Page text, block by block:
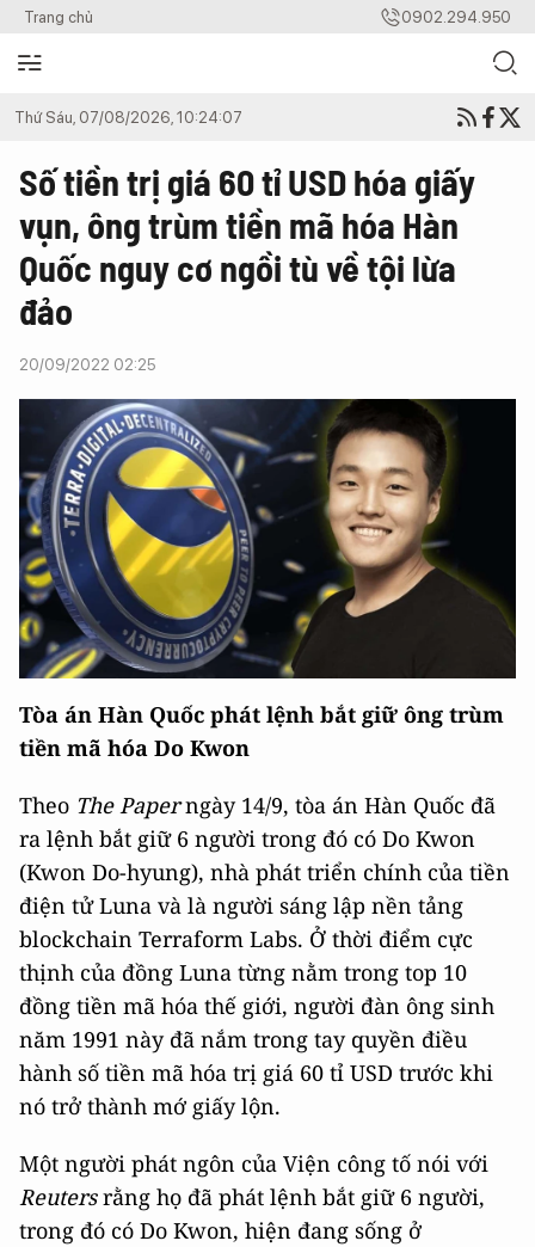
Trang chủ 0902.294.950
Thứ Sáu, 07/08/2026, 10:24:07
Số tiền trị giá 60 tỉ USD hóa giấy
vụn, ông trùm tiền mã hóa Hàn
Quốc nguy cơ ngồi tù về tội lừa
đảo
20/09/2022 02:25
Tòa án Hàn Quốc phát lệnh bắt giữ ông trùm
tiền mã hóa Do Kwon
Theo The Paperngày 14/9, tòa án Hàn Quốc đã
ra lệnh bắt giữ 6 người trong đó có Do Kwon
(Kwon Do-hyung), nhà phát triển chính của tiền
điện tử Luna và là người sáng lập nền tảng
blockchain Terraform Labs. Ở thời điểm cực
thịnh của đồng Luna từng nằm trong top 10
đồng tiền mã hóa thế giới, người đàn ông sinh
năm 1991 này đã nắm trong tay quyền điều
hành số tiền mã hóa trị giá 60 tỉ USD trước khi
nó trở thành mớ giấy lộn.
Một người phát ngôn của Viện công tố nói với
Reutersrằng họ đã phát lệnh bắt giữ 6 người,
trong đó có Do Kwon, hiện đang sống ở